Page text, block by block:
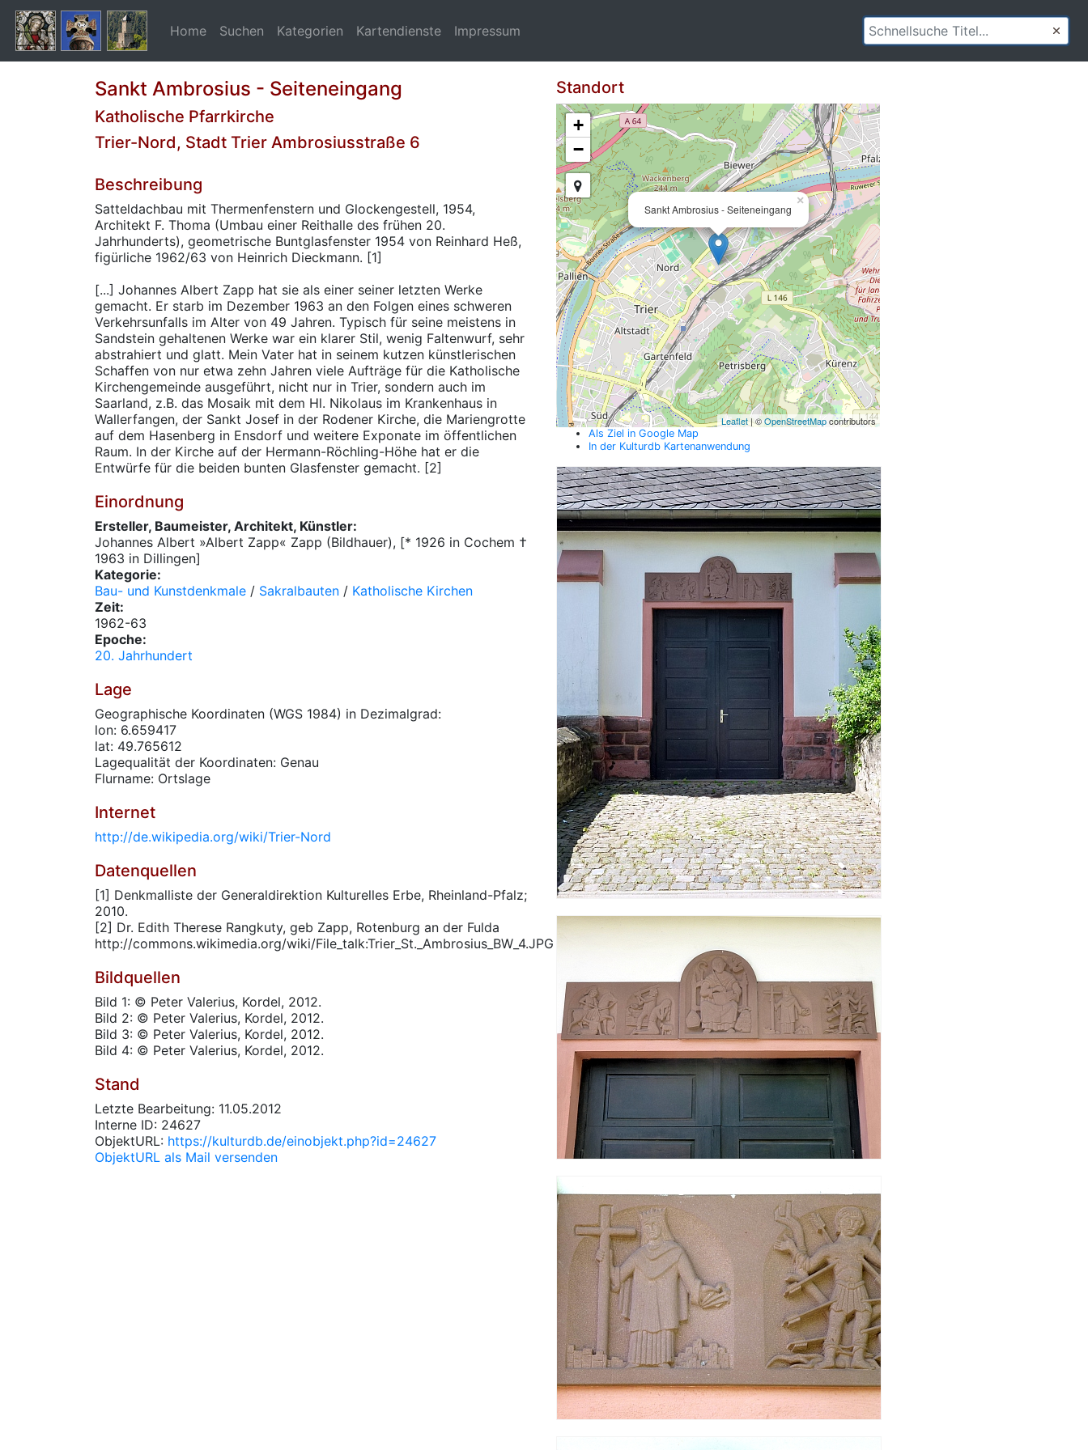
Home Suchen Kategorien Kartendienste Impressum
Sankt Ambrosius - Seiteneingang
Katholische Pfarrkirche
Trier-Nord, Stadt Trier Ambrosiusstraße 6
Beschreibung
Satteldachbau mit Thermenfenstern und Glockengestell, 1954,
Architekt F. Thoma (Umbau einer Reithalle des frühen 20.
Jahrhunderts), geometrische Buntglasfenster 1954 von Reinhard Heß,
figürliche 1962/63 von Heinrich Dieckmann. [1]
[...] Johannes Albert Zapp hat sie als einer seiner letzten Werke
gemacht. Er starb im Dezember 1963 an den Folgen eines schweren
Verkehrsunfalls im Alter von 49 Jahren. Typisch für seine meistens in
Sandstein gehaltenen Werke war ein klarer Stil, wenig Faltenwurf, sehr
abstrahiert und glatt. Mein Vater hat in seinem kutzen künstlerischen
Schaffen von nur etwa zehn Jahren viele Aufträge für die Katholische
Kirchengemeinde ausgeführt, nicht nur in Trier, sondern auch im
Saarland, z.B. das Mosaik mit dem Hl. Nikolaus im Krankenhaus in
Wallerfangen, der Sankt Josef in der Rodener Kirche, die Mariengrotte
auf dem Hasenberg in Ensdorf und weitere Exponate im öffentlichen
Raum. In der Kirche auf der Hermann-Röchling-Höhe hat er die
Entwürfe für die beiden bunten Glasfenster gemacht. [2]
Einordnung
Ersteller, Baumeister, Architekt, Künstler:
Johannes Albert »Albert Zapp« Zapp (Bildhauer), [* 1926 in Cochem †
1963 in Dillingen]
Kategorie:
Bau- und Kunstdenkmale / Sakralbauten / Katholische Kirchen
Zeit:
1962-63
Epoche:
20. Jahrhundert
Lage
Geographische Koordinaten (WGS 1984) in Dezimalgrad:
lon: 6.659417
lat: 49.765612
Lagequalität der Koordinaten: Genau
Flurname: Ortslage
Internet
http://de.wikipedia.org/wiki/Trier-Nord
Datenquellen
[1] Denkmalliste der Generaldirektion Kulturelles Erbe, Rheinland-Pfalz;
2010.
[2] Dr. Edith Therese Rangkuty, geb Zapp, Rotenburg an der Fulda
http://commons.wikimedia.org/wiki/File_talk:Trier_St._Ambrosius_BW_4.JPG
Bildquellen
Bild 1: © Peter Valerius, Kordel, 2012.
Bild 2: © Peter Valerius, Kordel, 2012.
Bild 3: © Peter Valerius, Kordel, 2012.
Bild 4: © Peter Valerius, Kordel, 2012.
Stand
Letzte Bearbeitung: 11.05.2012
Interne ID: 24627
ObjektURL: https://kulturdb.de/einobjekt.php?id=24627
ObjektURL als Mail versenden
Standort
Sankt Ambrosius - Seiteneingang
×
+
−
Leaflet| ©OpenStreetMapcontributors
Als Ziel in Google Map
In der Kulturdb Kartenanwendung